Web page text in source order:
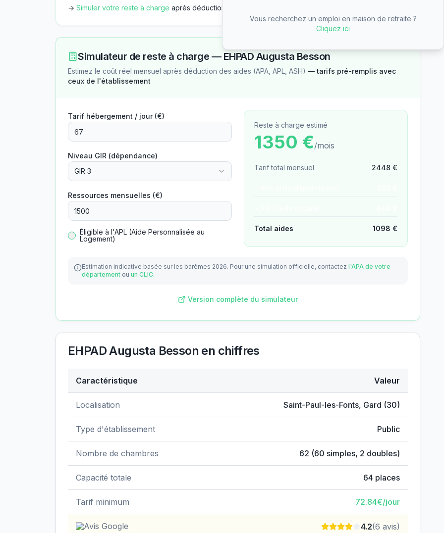
→ Simuler votre reste à charge après déduction des aides
Simulateur de reste à charge — EHPAD Augusta Besson
Estimez le coût réel mensuel après déduction des aides (APA, APL, ASH) — tarifs pré-remplis avec
ceux de l'établissement
Tarif hébergement / jour (€)
Niveau GIR (dépendance)
GIR 3
Ressources mensuelles (€)
Éligible à l'APL (Aide Personnalisée au
Logement)
Reste à charge estimé
1350 €/mois
Tarif total mensuel 2448 €
Total aides 1098 €
Estimation indicative basée sur les barèmes 2026. Pour une simulation officielle, contactez l'APA de votre
département ou un CLIC.
Version complète du simulateur
EHPAD Augusta Besson en chiffres
Caractéristique Valeur
Localisation Saint-Paul-les-Fonts, Gard (30)
Type d'établissement Public
Nombre de chambres 62 (60 simples, 2 doubles)
Capacité totale 64 places
Tarif minimum 72.84€/jour
Avis Google 4.2(6 avis)
Vous recherchez un emploi en maison de retraite ?
Cliquez ici